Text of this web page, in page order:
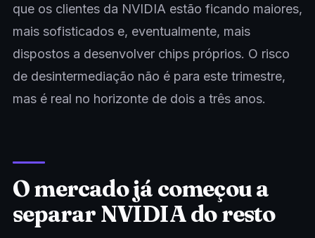
que os clientes da NVIDIA estão ficando maiores,
mais sofisticados e, eventualmente, mais
dispostos a desenvolver chips próprios. O risco
de desintermediação não é para este trimestre,
mas é real no horizonte de dois a três anos.
O mercado já começou a
separar NVIDIA do resto